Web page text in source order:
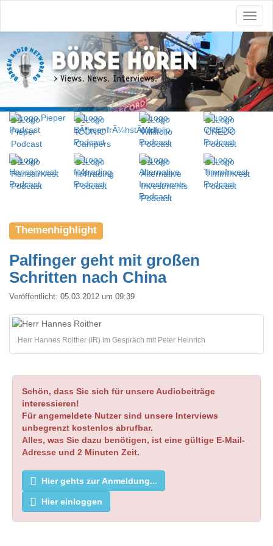
Themenhighlight
Palfinger geht mit großen
Schritten nach China
Veröffentlicht: 05.03.2012 um 09:39
Herr Hannes Roither (IR) im Gespräch mit Peter Heinrich
Schön, dass Sie sich für unsere Audiobeiträge
interessieren!
Für angemeldete Nutzer sind unsere Interviews
unbegrenzt kostenlos abrufbar.
Alles, was Sie dazu benötigen, ist eine gültige E-Mail-
Adresse und 2 Minuten Zeit.
Hier gehts zur Anmeldung...
Hier einloggen